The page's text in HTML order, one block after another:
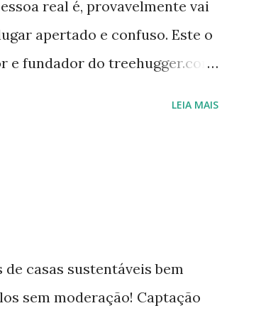
real é, provavelmente vai
apertado e confuso. Este o
e fundador do treehugger.com
E o que ele tem agora parece
como eu consegue
você entra, você
momento, um pequeno
LEIA MAIS
casas sustentáveis bem
sem moderação! Captação